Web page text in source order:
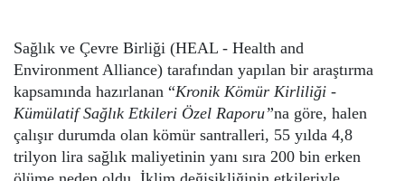
Sağlık ve Çevre Birliği (HEAL - Health and
Environment Alliance) tarafından yapılan bir araştırma
kapsamında hazırlanan “Kronik Kömür Kirliliği -
Kümülatif Sağlık Etkileri Özel Raporu”na göre, halen
çalışır durumda olan kömür santralleri, 55 yılda 4,8
trilyon lira sağlık maliyetinin yanı sıra 200 bin erken